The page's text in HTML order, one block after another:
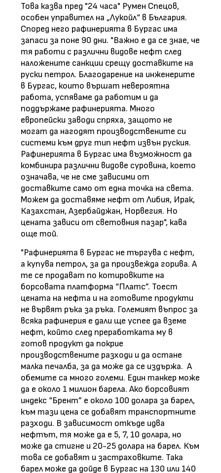
Това казва пред "24 часа" Румен Спецов,
особен управител на „Лукойл“ в България.
Според него рафинерията в Бургас има
запаси за поне 90 дни. "Важно е да се знае, че
тя работи с различни видове нефт след
наложените санкции срещу доставките на
руски петрол. Благодарение на инженерите
в Бургас, които вършат невероятна
работа, успяваме да работим и да
поддържаме рафинерията. Много
европейски заводи спряха, защото не
могат да нагодят производствените си
системи към друг тип нефт извън руския.
Рафинерията в Бургас има възможност да
комбинира различни видове суровина, което
означава, че не сме зависими от
доставките само от една точка на света.
Можем да доставяме нефт от Либия, Ирак,
Казахстан, Азербайджан, Норвегия. Но
цената зависи от световния пазар", кава
още той.
"Рафинерията в Бургас не търгува с нефт,
а купува петрол, за да произвежда горива. А
те се продават по котировките на
борсовата платформа “Платс”. Тоест
цената на нефта и на готовите продукти
не вървят ръка за ръка. Големият въпрос за
всяка рафинерия е дали ще успее да вземе
нефт, който след преработката му в
готов продукт да покрие
производствените разходи и да остане
малка печалба, за да може да се издържа. А
обемите са много големи. Един танкер може
да е около 1 милион барела. Ако борсовият
индекс “Брент” е около 100 долара за барел,
към тази цена се добавят транспортните
разходи. В зависимост откъде идва
нефтът, тя може да е 5, 7, 10 долара, но
може да стигне и 20-25 долара на барел. Към
това се добавят и застраховките. Така
барел може да дойде в Бургас на 130 или 140